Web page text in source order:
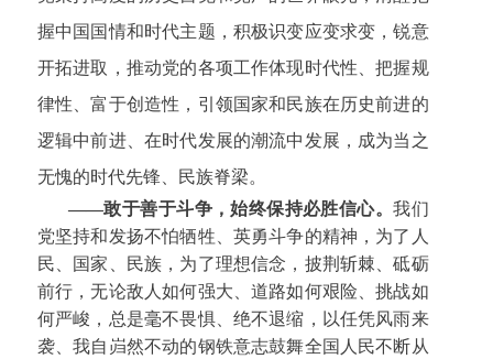
握中国国情和时代主题，积极识变应变求变，锐意
开拓进取，推动党的各项工作体现时代性、把握规
律性、富于创造性，引领国家和民族在历史前进的
逻辑中前进、在时代发展的潮流中发展，成为当之
无愧的时代先锋、民族脊梁。
——敢于善于斗争，始终保持必胜信心。我们
党坚持和发扬不怕牺牲、英勇斗争的精神，为了人
民、国家、民族，为了理想信念，披荆斩棘、砥砺
前行，无论敌人如何强大、道路如何艰险、挑战如
何严峻，总是毫不畏惧、绝不退缩，以任凭风雨来
袭、我自岿然不动的钢铁意志鼓舞全国人民不断从